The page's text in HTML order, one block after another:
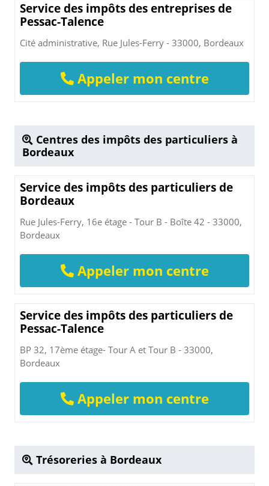
Service des impôts des entreprises de
Pessac-Talence
Cité administrative, Rue Jules-Ferry - 33000, Bordeaux
Appeler mon centre
Centres des impôts des particuliers à
Bordeaux
Service des impôts des particuliers de
Bordeaux
Rue Jules-Ferry, 16e étage - Tour B - Boîte 42 - 33000,
Bordeaux
Appeler mon centre
Service des impôts des particuliers de
Pessac-Talence
BP 32, 17ème étage- Tour A et Tour B - 33000,
Bordeaux
Appeler mon centre
Trésoreries à Bordeaux